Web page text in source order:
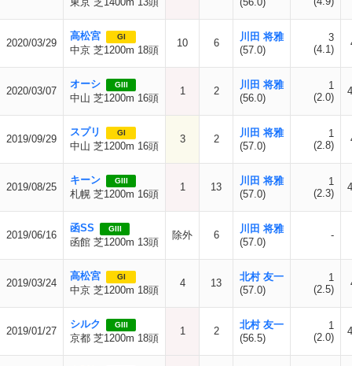
2020/03/29
高松宮 GI
中京 芝1200m 18頭
10 6
川田 将雅
(57.0)
3
(4.1)
2020/03/07
オーシ GIII
中山 芝1200m 16頭
1 2
川田 将雅
(56.0)
1
(2.0)
2019/09/29
スプリ GI
中山 芝1200m 16頭
3 2
川田 将雅
(57.0)
1
(2.8)
2019/08/25
キーン GIII
札幌 芝1200m 16頭
1 13
川田 将雅
(57.0)
1
(2.3)
2019/06/16
函SS GIII
函館 芝1200m 13頭
除外 6
川田 将雅
(57.0)
-
2019/03/24
高松宮 GI
中京 芝1200m 18頭
4 13
北村 友一
(57.0)
1
(2.5)
2019/01/27
シルク GIII
京都 芝1200m 18頭
1 2
北村 友一
(56.5)
1
(2.0)